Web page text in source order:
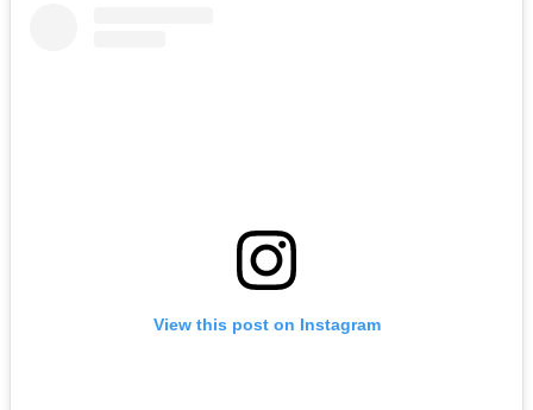
View this post on Instagram